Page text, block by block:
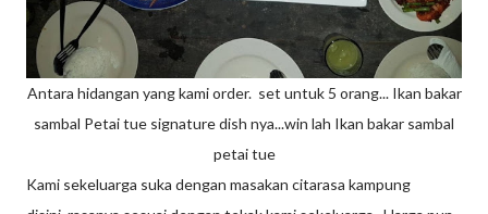
Antara hidangan yang kami order. set untuk 5 orang... Ikan bakar
sambal Petai tue signature dish nya...win lah Ikan bakar sambal
petai tue
Kami sekeluarga suka dengan masakan citarasa kampung